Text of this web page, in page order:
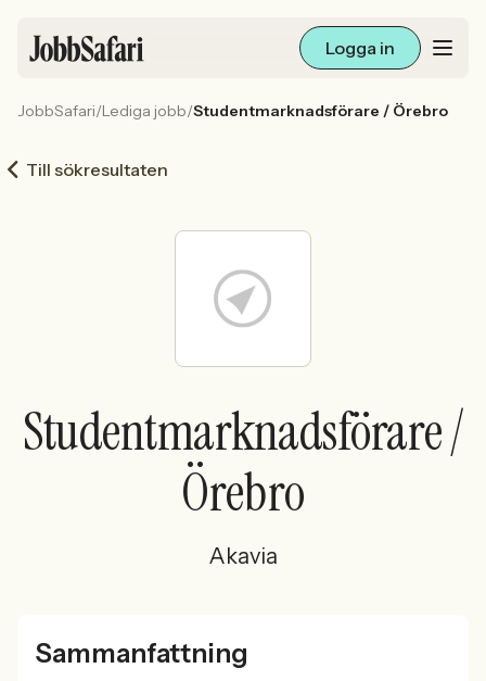
Logga in
Arbetsliv och karriär
För arbetsgivare
Sök med AI
Ny här? Skapa konto
JobbSafari/Lediga jobb/Studentmarknadsförare / Örebro
Till sökresultaten
Studentmarknadsförare /
Örebro
Akavia
Sammanfattning